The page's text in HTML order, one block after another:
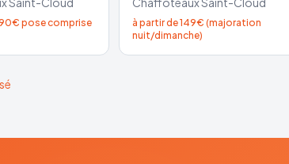
pose comprise
à partir de 149€ (majoration
nuit/dimanche)